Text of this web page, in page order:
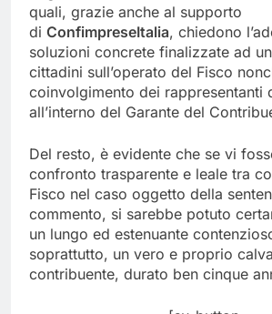
quali, grazie anche al supporto
di ConfimpreseItalia, chiedono
soluzioni concrete finalizzate ad
cittadini sull’operato del Fisco
coinvolgimento dei rappresentanti
all’interno del Garante del
Del resto, è evidente che se vi
confronto trasparente e leale tra
Fisco nel caso oggetto della
commento, si sarebbe potuto
un lungo ed estenuante
soprattutto, un vero e proprio
contribuente, durato ben cinque